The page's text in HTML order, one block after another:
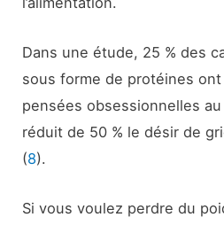
Dans une étude, 25 % des
sous forme de protéines
pensées obsessionnelles
réduit de 50 % le désir de
(8).
Si vous voulez perdre du